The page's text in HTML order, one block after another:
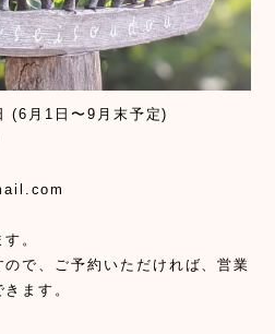
(6月1日〜9月末予定)
。
で、ご予約いただければ、営業
ます。